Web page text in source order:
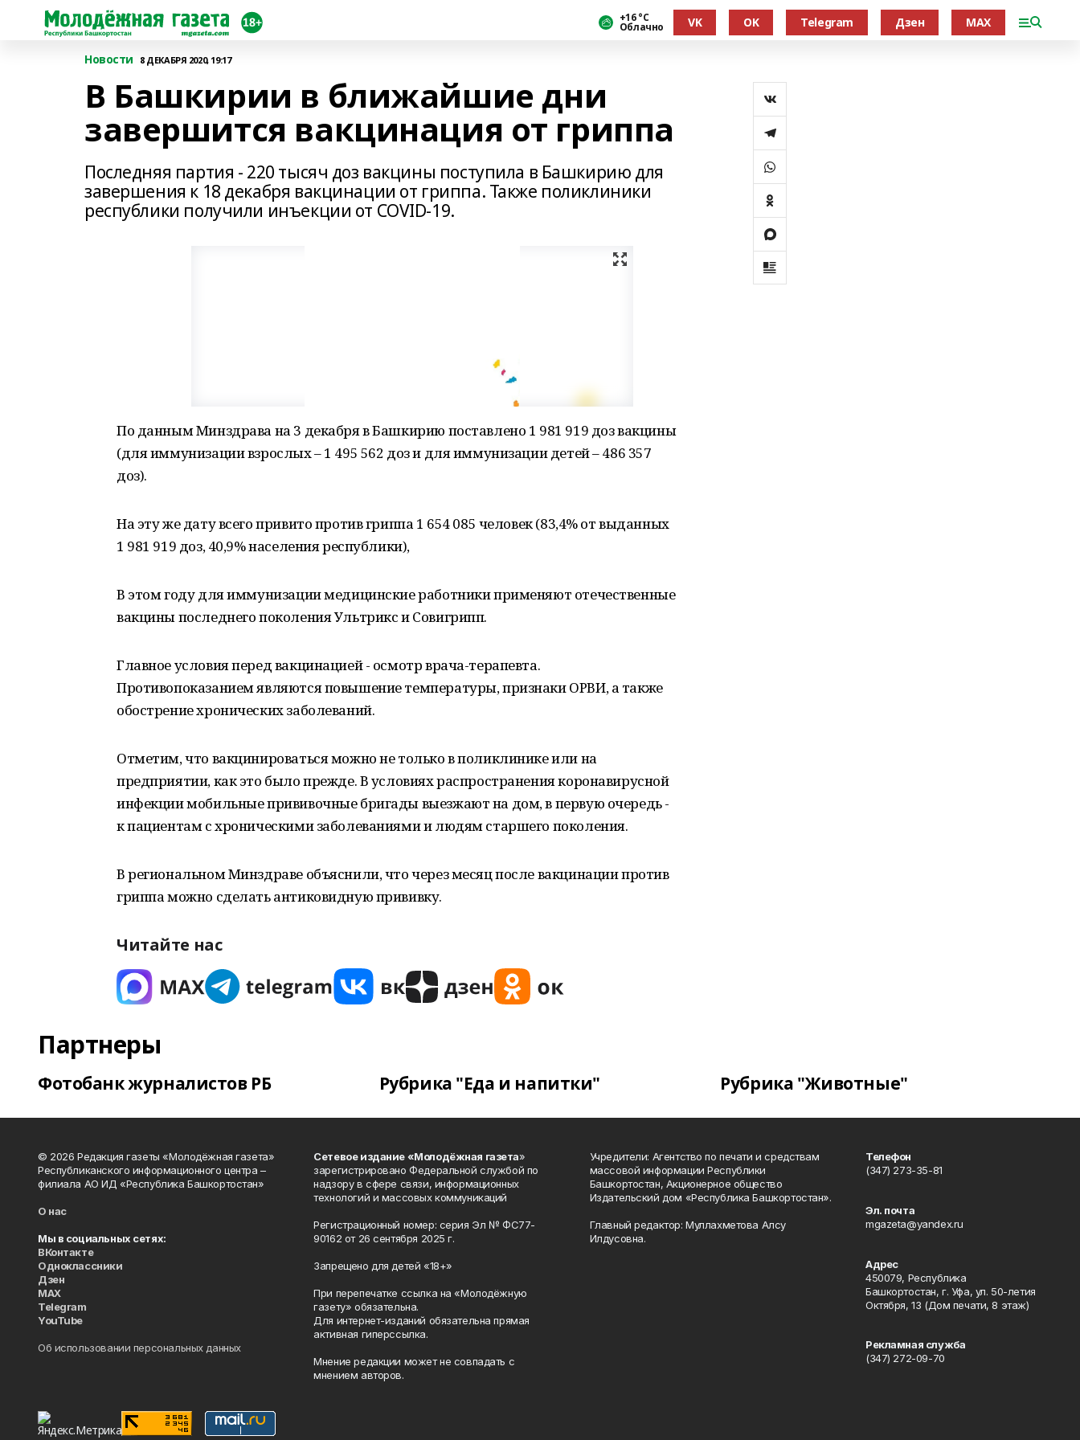
+16 °С
Облачно VK OK Telegram Дзен MAX
Новости 8 ДЕКАБРЯ 2020, 19:17
В Башкирии в ближайшие дни
завершится вакцинация от гриппа
Последняя партия - 220 тысяч доз вакцины поступила в Башкирию для
завершения к 18 декабря вакцинации от гриппа. Также поликлиники
республики получили инъекции от COVID-19.
По данным Минздрава на 3 декабря в Башкирию поставлено 1 981 919 доз вакцины
(для иммунизации взрослых – 1 495 562 доз и для иммунизации детей – 486 357
доз).
На эту же дату всего привито против гриппа 1 654 085 человек (83,4% от выданных
1 981 919 доз, 40,9% населения республики),
В этом году для иммунизации медицинские работники применяют отечественные
вакцины последнего поколения Ультрикс и Совигрипп.
Главное условия перед вакцинацией - осмотр врача-терапевта.
Противопоказанием являются повышение температуры, признаки ОРВИ, а также
обострение хронических заболеваний.
Отметим, что вакцинироваться можно не только в поликлинике или на
предприятии, как это было прежде. В условиях распространения коронавирусной
инфекции мобильные прививочные бригады выезжают на дом, в первую очередь -
к пациентам с хроническими заболеваниями и людям старшего поколения.
В региональном Минздраве объяснили, что через месяц после вакцинации против
гриппа можно сделать антиковидную прививку.
Читайте нас
Партнеры
Фотобанк журналистов РБ Рубрика "Еда и напитки" Рубрика "Животные"
© 2026 Редакция газеты «Молодёжная газета»
Республиканского информационного центра –
филиала АО ИД «Республика Башкортостан»
О нас
Мы в социальных сетях:
ВКонтакте
Одноклассники
Дзен
MAX
Telegram
YouTube
Об использовании персональных данных
Сетевое издание «Молодёжная газета»
зарегистрировано Федеральной службой по
надзору в сфере связи, информационных
технологий и массовых коммуникаций
Регистрационный номер: серия Эл № ФС77-
90162 от 26 сентября 2025 г.
Запрещено для детей «18+»
При перепечатке ссылка на «Молодёжную
газету» обязательна.
Для интернет-изданий обязательна прямая
активная гиперссылка.
Мнение редакции может не совпадать с
мнением авторов.
Учредители: Агентство по печати и средствам
массовой информации Республики
Башкортостан, Акционерное общество
Издательский дом «Республика Башкортостан».
Главный редактор: Муллахметова Алсу
Илдусовна.
Телефон
(347) 273-35-81
Эл. почта
mgazeta@yandex.ru
Адрес
450079, Республика
Башкортостан, г. Уфа, ул. 50-летия
Октября, 13 (Дом печати, 8 этаж)
Рекламная служба
(347) 272-09-70